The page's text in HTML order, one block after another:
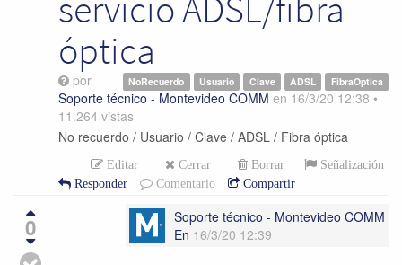
óptica
NoRecuerdo Usuario Clave ADSL FibraOptica
por
Soporte técnico - Montevideo COMM en 16/3/20 12:38 •
11.264 vistas
No recuerdo / Usuario / Clave / ADSL / Fibra óptica
Editar Cerrar Borrar
Señalización
Responder
Comentario Compartir
0
Soporte técnico - Montevideo COMM
En 16/3/20 12:39